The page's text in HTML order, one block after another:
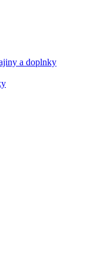
a doplnky